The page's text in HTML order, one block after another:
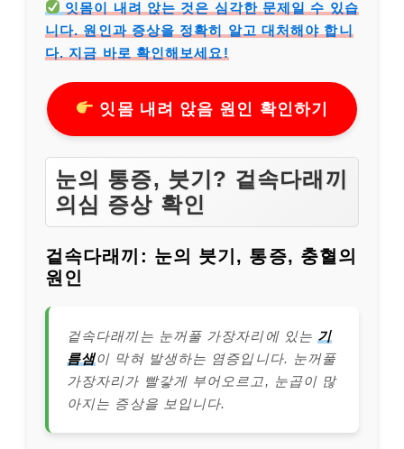
잇몸이 내려 앉는 것은 심각한 문제일 수 있습
니다. 원인과 증상을 정확히 알고 대처해야 합니
다. 지금 바로 확인해보세요!
잇몸 내려 앉음 원인 확인하기
눈의 통증, 붓기? 겉속다래끼
의심 증상 확인
겉속다래끼: 눈의 붓기, 통증, 충혈의
원인
겉속다래끼는 눈꺼풀 가장자리에 있는 기
름샘이 막혀 발생하는 염증입니다. 눈꺼풀
가장자리가 빨갛게 부어오르고, 눈곱이 많
아지는 증상을 보입니다.